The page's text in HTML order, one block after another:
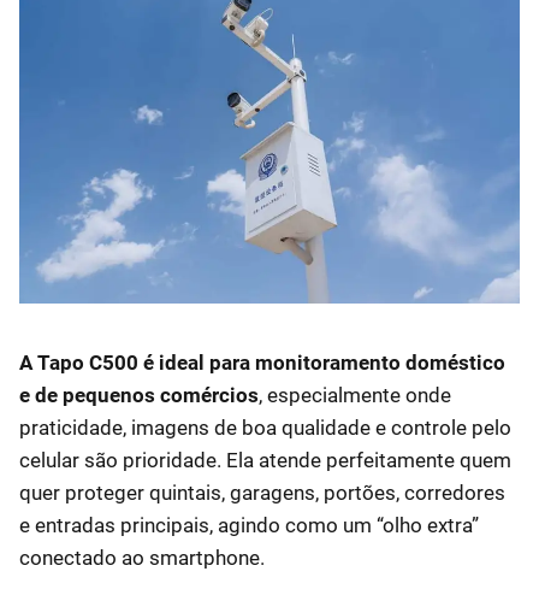
A Tapo C500 é ideal para monitoramento doméstico
e de pequenos comércios, especialmente onde
praticidade, imagens de boa qualidade e controle pelo
celular são prioridade. Ela atende perfeitamente quem
quer proteger quintais, garagens, portões, corredores
e entradas principais, agindo como um “olho extra”
conectado ao smartphone.